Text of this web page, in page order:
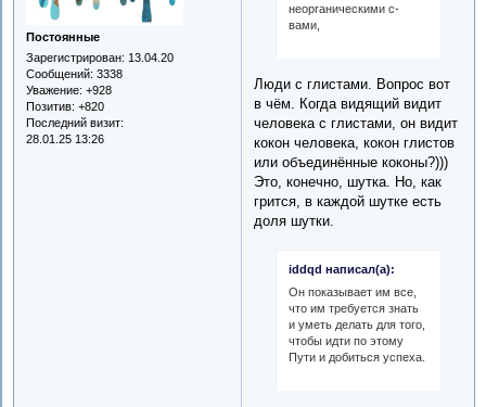
Постоянные
Зарегистрирован: 13.04.20
Сообщений: 3338
Уважение: +928
Позитив: +820
Последний визит:
28.01.25 13:26
неорганическими с-
вами,
Люди с глистами. Вопрос вот
в чём. Когда видящий видит
человека с глистами, он видит
кокон человека, кокон глистов
или объединённые коконы?)))
Это, конечно, шутка. Но, как
грится, в каждой шутке есть
доля шутки.
iddqd написал(а):
Он показывает им все,
что им требуется знать
и уметь делать для того,
чтобы идти по этому
Пути и добиться успеха.